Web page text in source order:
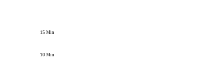
10Min
15 Min